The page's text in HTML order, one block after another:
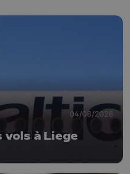
04/08/2026
à Liege